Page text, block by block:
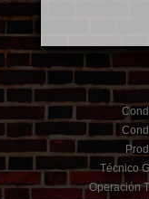
Técnico
Operación